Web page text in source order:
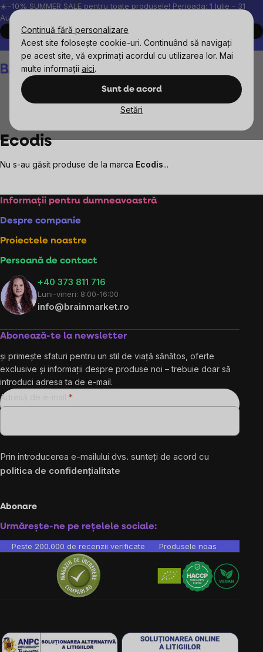
Continuă fără personalizare
Acest site folosește cookie-uri. Continuând să navigați
pe acest site, vă exprimați acordul cu utilizarea lor. Mai
multe informații aici.
Sunt de acord
Setări
Treci
la
conținut
☀️−10% SUMMER SALE pentru toate produsele! Perioada: 1 Iulie - 31
August, 2026.
Cumpără acum
Peste 200.000 de recenzii verificate
Produsele noastre sunt
Coş
de
Ecodis
Nu s-au găsit produse de la marca Ecodis...
Subsol
Informații pentru dumneavoastră
Despre companie
Proiectele noastre
Persoană de contact
+40 373 811 716
Luni-vineri: 8:00-16:00
info@brainmarket.ro
Abonează-te la newsletter
și primește sfaturi pentru un stil de viață sănătos, oferte
exclusive și informații despre produse noi – trebuie doar să
introduci adresa ta de e-mail.
Adresă de e-mail
Prin introducerea e-mailului dvs. sunteți de acord cu
politica de confidențialitate
Abonare
Urmărește-ne pe rețelele sociale:
Peste 200.000 de recenzii verificate Produsele noastre sunt